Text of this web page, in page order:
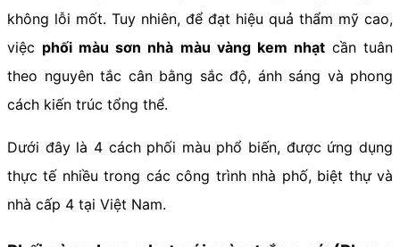
không lỗi mốt. Tuy nhiên, để đạt hiệu quả thẩm mỹ cao,
việc phối màu sơn nhà màu vàng kem nhạtcần tuân
theo nguyên tắc cân bằng sắc độ, ánh sáng và phong
cách kiến trúc tổng thể.
Dưới đây là 4 cách phối màu phổ biến, được ứng dụng
thực tế nhiều trong các công trình nhà phố, biệt thự và
nhà cấp 4 tại Việt Nam.